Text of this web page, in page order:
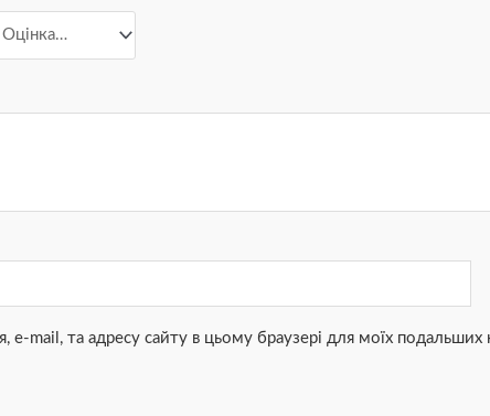
e-mail, та адресу сайту в цьому браузері для моїх подальших